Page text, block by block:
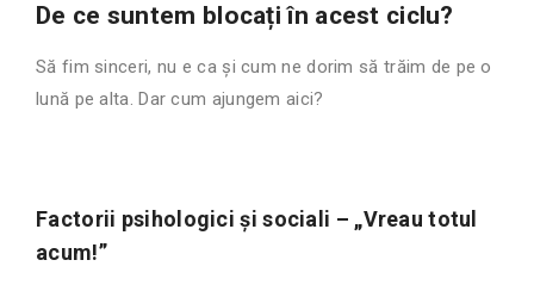
De ce suntem blocați în acest ciclu?
Să fim sinceri, nu e ca și cum ne dorim să trăim de pe o
lună pe alta. Dar cum ajungem aici?
Factorii psihologici și sociali – „Vreau totul
acum!”